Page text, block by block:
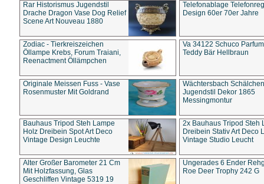
Rar Historismus Jugendstil
Drache Dragon Vase Dog Relief
Scene Art Nouveau 1880
Telefonablage
Design 60er 70er Jahre
Zodiac - Tierkreiszeichen
Öllampe Krebs, Forum Traiani,
Reenactment Öllämpchen
Va 34122 Schuco
Teddy Bär Hellbraun
Originale Meissen Fuss - Vase
Rosenmuster Mit Goldrand
Wächtersbach Schälchen
Jugendstil Dekor 1865
Messingmontur
Bauhaus Tripod Steh Lampe
Holz Dreibein Spot Art Deco
Vintage Design Leuchte
2x Bauhaus Tripod Steh
Dreibein Stativ Art Deco
Vintage Studio Leucht
Alter Großer Barometer 21 Cm
Mit Holzfassung, Glas
Geschliffen Vintage 5319 19
Ungerades 6 Ender
Roe Deer Trophy 242 G